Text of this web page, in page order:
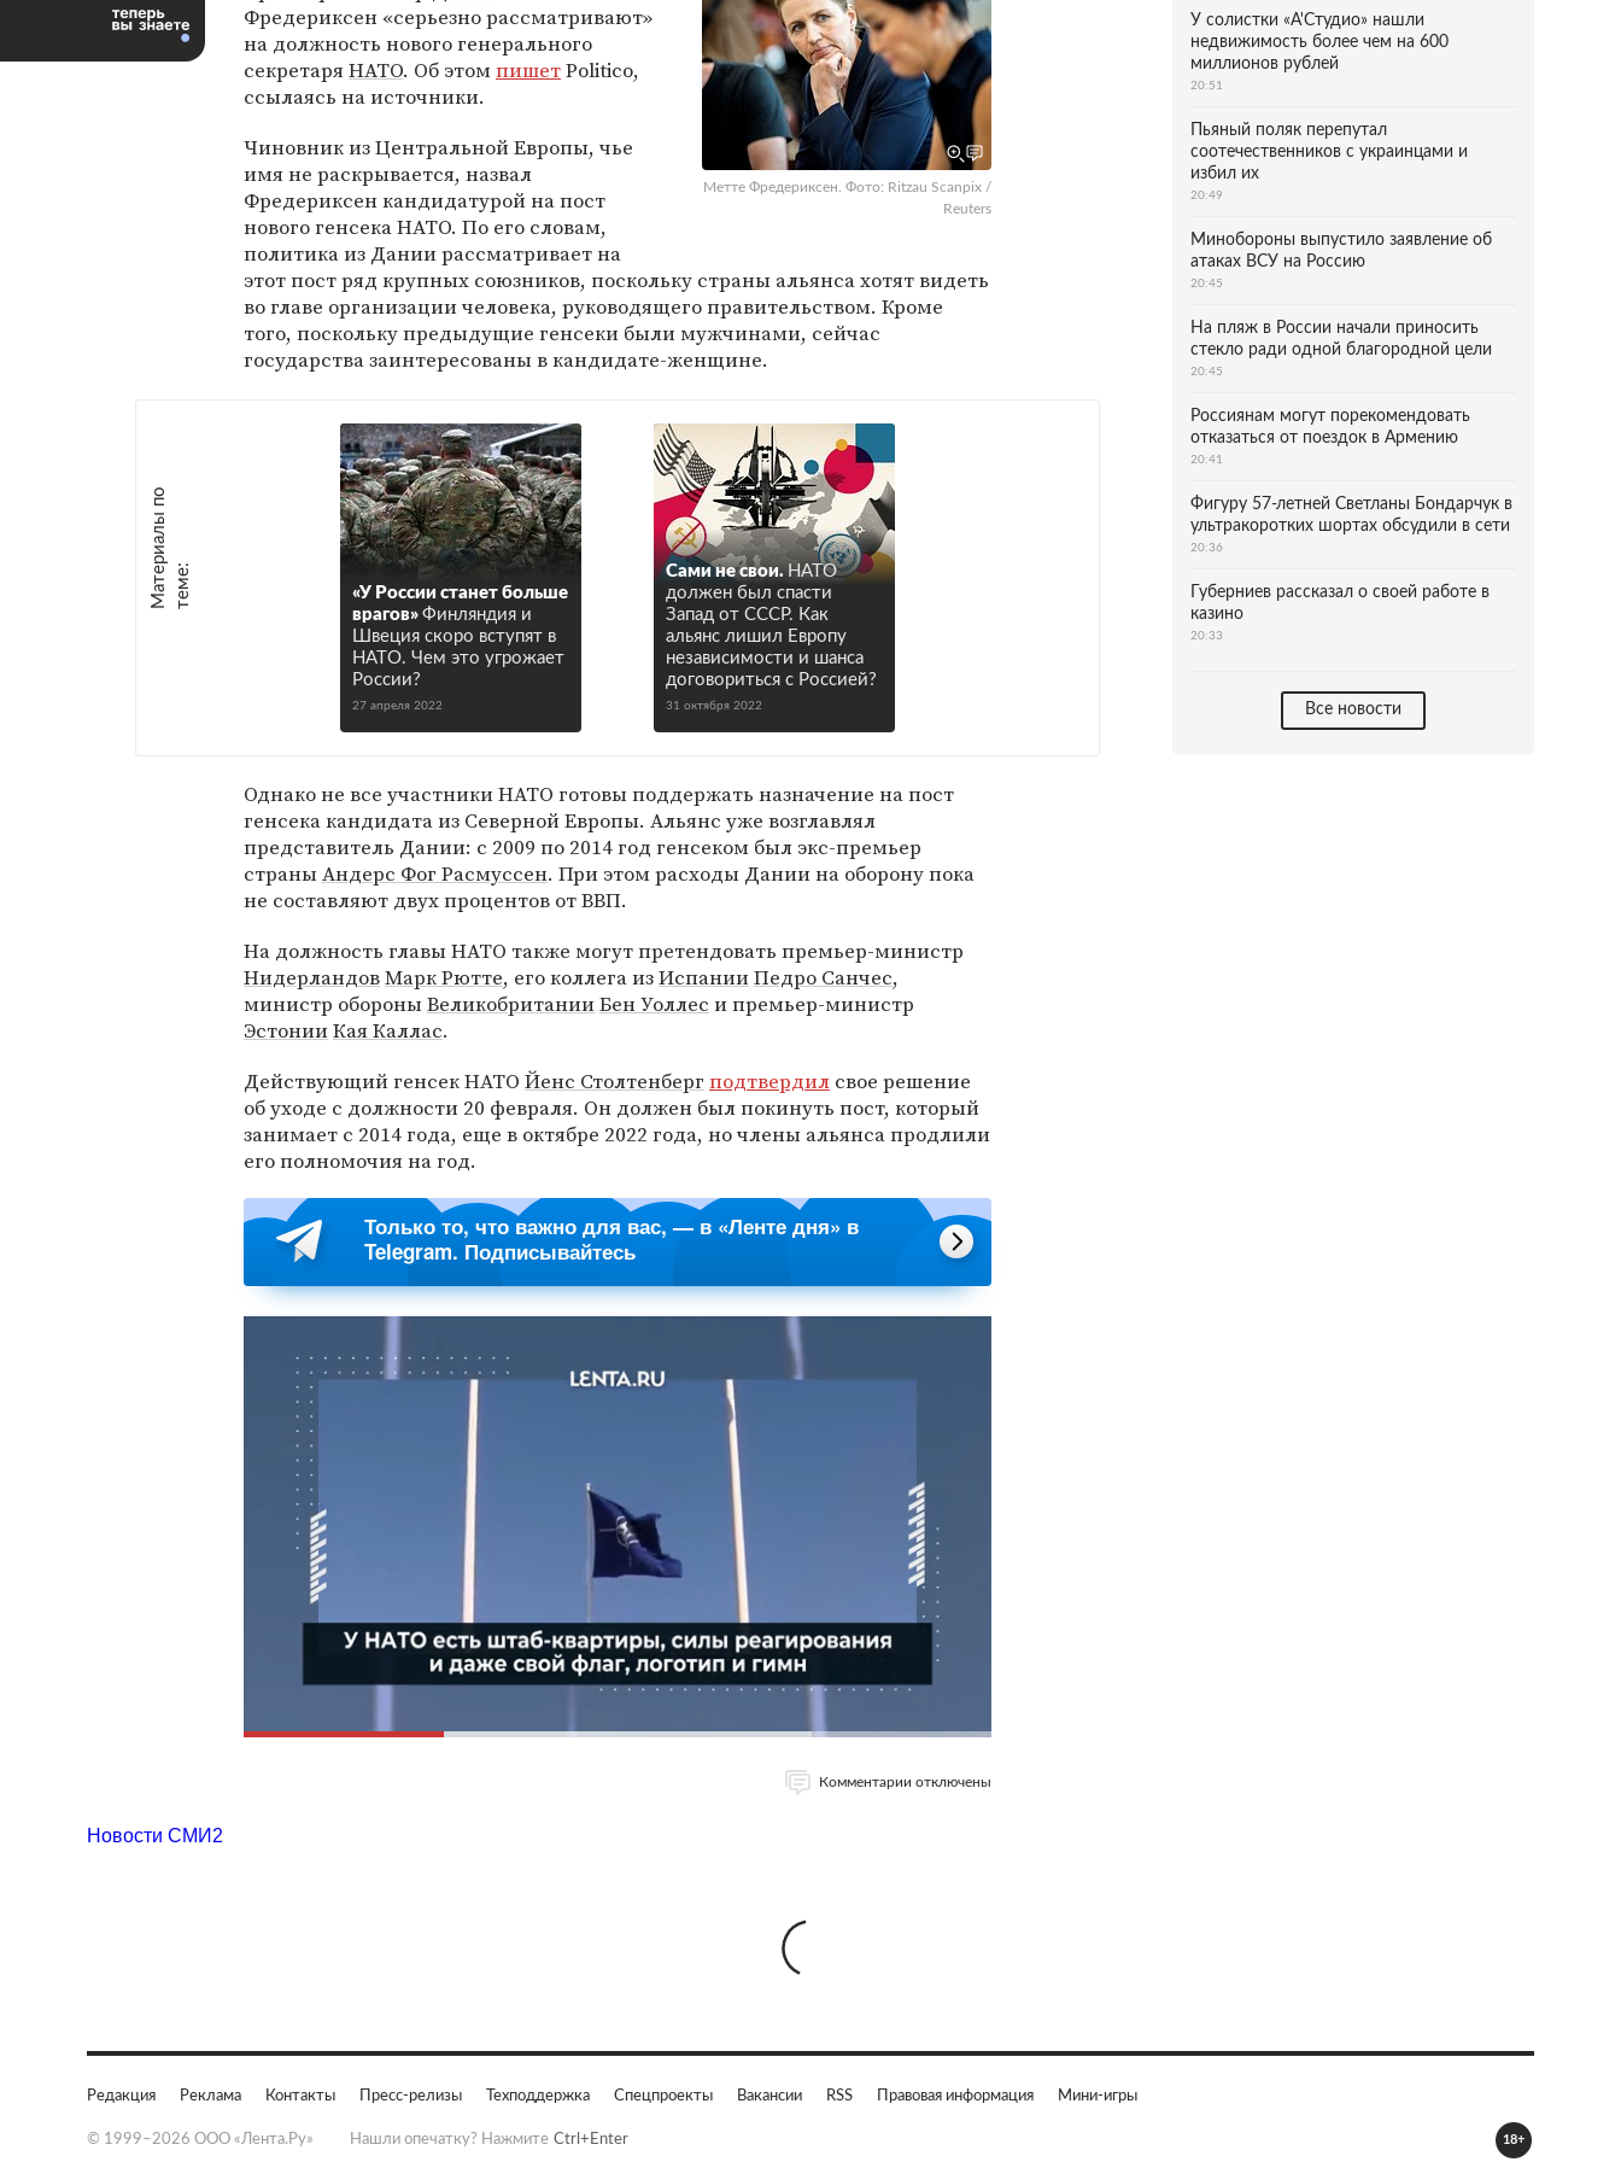
Метте Фредериксен. Фото: Ritzau Scanpix /
Reuters
Фредериксен «серьезно рассматривают»
на должность нового генерального
секретаряНАТО. Об этомпишетPolitico,
ссылаясь на источники.
Чиновник из Центральной Европы, чье
имя не раскрывается, назвал
Фредериксен кандидатурой на пост
нового генсека НАТО. По его словам,
политика из Дании рассматривает на
этот пост ряд крупных союзников, поскольку страны альянса хотят видеть
во главе организации человека, руководящего правительством. Кроме
того, поскольку предыдущие генсеки были мужчинами, сейчас
государства заинтересованы в кандидате-женщине.
М
а
т е
р
и
а
л
ы
п
о
т
е
м
е :
«У России станет больше
врагов» Финляндия и
Швеция скоро вступят в
НАТО. Чем это угрожает
России?
27 апреля 2022
Сами не свои. НАТО
должен был спасти
Запад от СССР. Как
альянс лишил Европу
независимости и шанса
договориться с Россией?
31 октября 2022
Однако не все участники НАТО готовы поддержать назначение на пост
генсека кандидата из Северной Европы. Альянс уже возглавлял
представитель Дании: с 2009 по 2014 год генсеком был экс-премьер
страныАндерс Фог Расмуссен. При этом расходы Дании на оборону пока
не составляют двух процентов от ВВП.
На должность главы НАТО также могут претендовать премьер-министр
НидерландовМарк Рютте, его коллега изИспанииПедро Санчес,
министр обороныВеликобританииБен Уоллес и премьер-министр
ЭстонииКая Каллас.
Действующий генсек НАТО Йенс Столтенберг подтвердил свое решение
об уходе с должности 20 февраля. Он должен был покинуть пост, который
занимает с 2014 года, еще в октябре 2022 года, но члены альянса продлили
его полномочия на год.
Только то, что важно для вас, — в «Ленте дня» в
Telegram. Подписывайтесь
Комментарии отключены
У солистки «А'Студио» нашли
недвижимость более чем на 600
миллионов рублей
20:51
Пьяный поляк перепутал
соотечественников с украинцами и
избил их
20:49
Минобороны выпустило заявление об
атаках ВСУ на Россию
20:45
На пляж в России начали приносить
стекло ради одной благородной цели
20:45
Россиянам могут порекомендовать
отказаться от поездок в Армению
20:41
Фигуру 57-летней Светланы Бондарчук в
ультракоротких шортах обсудили в сети
20:36
Губерниев рассказал о своей работе в
казино
20:33
Все новости
Новости СМИ2
Редакция Реклама Контакты Пресс-релизы Техподдержка Спецпроекты Вакансии RSS Правовая информация Мини-игры
© 1999–2026 ООО «Лента.Ру» Нашли опечатку? Нажмите Ctrl+Enter 18+